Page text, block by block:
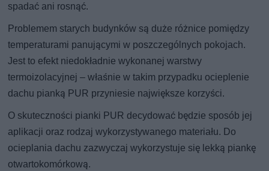
spadać ani rosnąć.
Problemem starych budynków są duże różnice pomiędzy
temperaturami panującymi w poszczególnych pokojach.
Jest to efekt niedokładnie wykonanej warstwy
termoizolacyjnej – właśnie w takim przypadku ocieplenie
dachu pianką PUR przyniesie największe korzyści.
O skuteczności pianki PUR decydować będzie sposób jej
aplikacji oraz rodzaj wykorzystywanego materiału. Do
ocieplania dachu zazwyczaj wykorzystuje się lekką piankę
otwartokomórkową.